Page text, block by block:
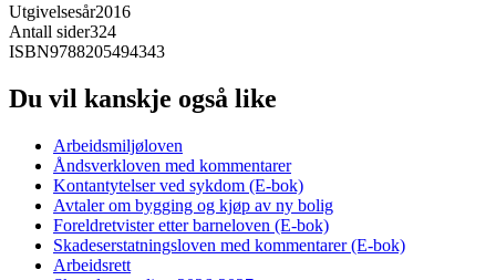
Utgivelsesår2016
Antall sider324
ISBN9788205494343
Du vil kanskje også like
Arbeidsmiljøloven
Åndsverkloven med kommentarer
Kontantytelser ved sykdom (E-bok)
Avtaler om bygging og kjøp av ny bolig
Foreldretvister etter barneloven (E-bok)
Skadeserstatningsloven med kommentarer (E-bok)
Arbeidsrett